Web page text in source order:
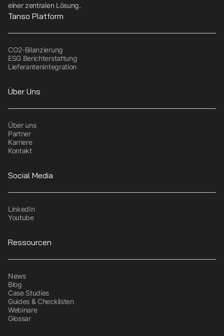
einer zentralen Lösung.
Tanso Platform
CO2-Bilanzierung
ESG Berichterstattung
Lieferantenintegration
Über Uns
Über uns
Partner
Karriere
Kontakt
Social Media
LinkedIn
Youtube
Ressourcen
News
Blog
Case Studies
Guides & Checklisten
Webinare
Glossar